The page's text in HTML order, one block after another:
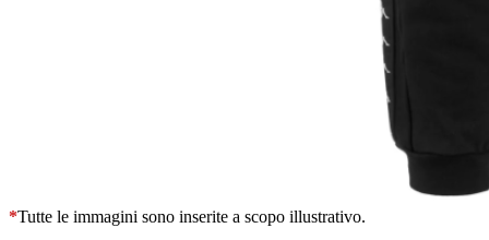
*Tutte le immagini sono inserite a scopo illustrativo.